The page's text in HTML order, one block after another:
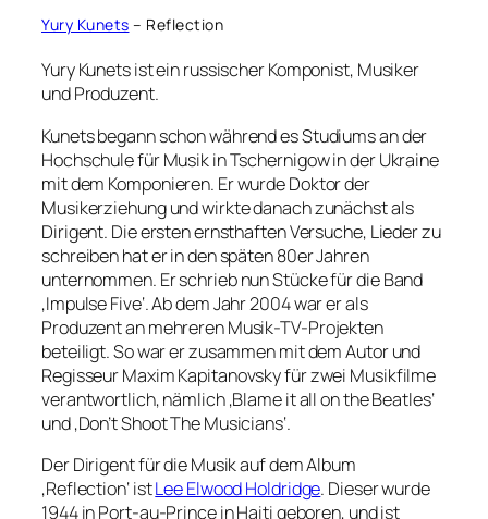
Yury Kunets – Reflection
Yury Kunets ist ein russischer Komponist, Musiker
und Produzent.
Kunets begann schon während es Studiums an der
Hochschule für Musik in Tschernigow in der Ukraine
mit dem Komponieren. Er wurde Doktor der
Musikerziehung und wirkte danach zunächst als
Dirigent. Die ersten ernsthaften Versuche, Lieder zu
schreiben hat er in den späten 80er Jahren
unternommen. Er schrieb nun Stücke für die Band
‚Impulse Five‘. Ab dem Jahr 2004 war er als
Produzent an mehreren Musik-TV-Projekten
beteiligt. So war er zusammen mit dem Autor und
Regisseur Maxim Kapitanovsky für zwei Musikfilme
verantwortlich, nämlich ‚Blame it all on the Beatles‘
und ‚Don’t Shoot The Musicians‘.
Der Dirigent für die Musik auf dem Album
‚Reflection‘ istLee Elwood Holdridge. Dieser wurde
1944 in Port-au-Prince in Haiti geboren, und ist